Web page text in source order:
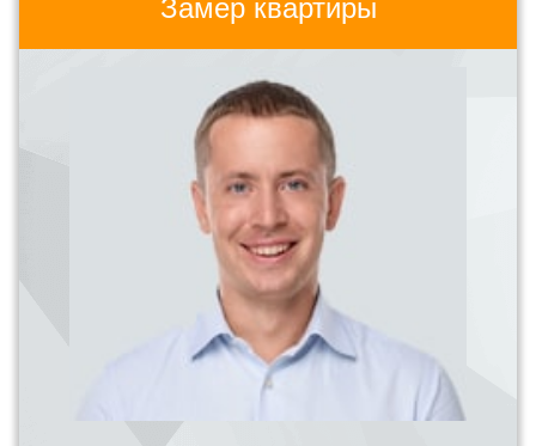
Замер квартиры